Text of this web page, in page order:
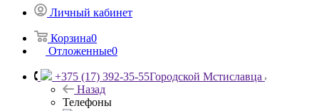
Личный кабинет
Корзина0
Отложенные0
+375 (17) 392-35-55Городской Мстиславца
Назад
Телефоны